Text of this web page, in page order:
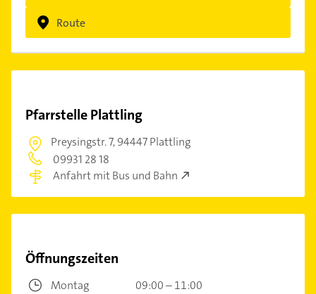
Route
Pfarrstelle Plattling
Preysingstr. 7,94447 Plattling
09931 28 18
Anfahrt mit Bus und Bahn
Öffnungszeiten
Montag
09:00 – 11:00